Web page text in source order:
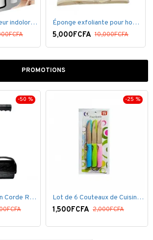
Épilateur / épilateur indolore NuBrilliance Ultimate pour femmes Éponge exfoliante pour homme
5,000FCFA 10,000FCFA
PROMOTIONS
-50 %
Pédale De Traction Corde Ressort avec poignée pédale de Pied
-25 %
Lot de 6 Couteaux de Cuisine ( 20,5cm ) - Inox Bleu Rose VERT
1,500FCFA 2,000FCFA